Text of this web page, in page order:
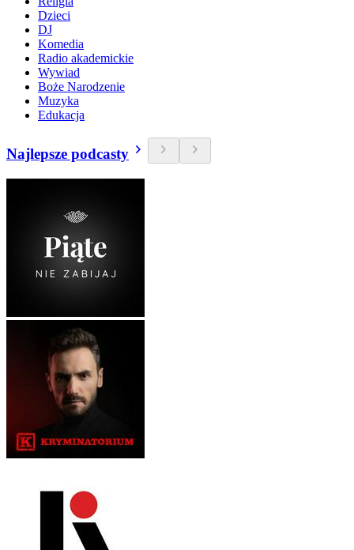
Dzieci
DJ
Komedia
Radio akademickie
Wywiad
Boże Narodzenie
Muzyka
Edukacja
Najlepsze podcasty